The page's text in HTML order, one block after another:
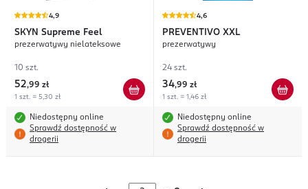
4,9
SKYN Supreme Feel
prezerwatywy nielateksowe
10 szt.
52,99 zł
1 szt. = 5,30 zł
Niedostępny online
Sprawdź dostępność w
drogerii
4,6
PREVENTIVO XXL
prezerwatywy
24 szt.
34,99 zł
1 szt. = 1,46 zł
Niedostępny online
Sprawdź dostępność w
drogerii